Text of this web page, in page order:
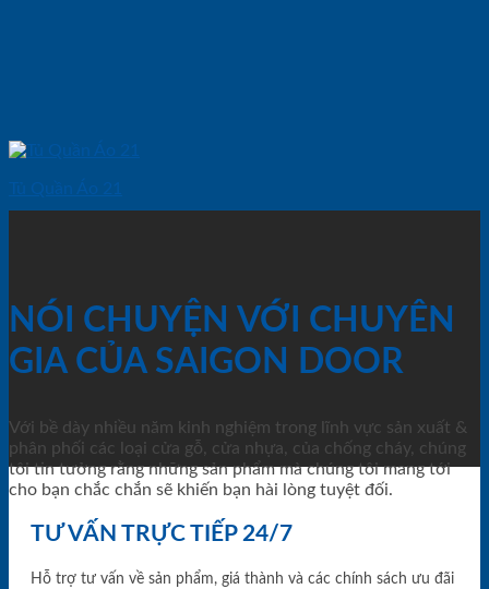
Tủ Quần Áo 21
NÓI CHUYỆN VỚI CHUYÊN
GIA CỦA SAIGON DOOR
Với bề dày nhiều năm kinh nghiệm trong lĩnh vực sản xuất &
phân phối các loại cửa gỗ, cửa nhựa, của chống cháy, chúng
tôi tin tưởng rằng những sản phẩm mà chúng tôi mang tới
cho bạn chắc chắn sẽ khiến bạn hài lòng tuyệt đối.
TƯ VẤN TRỰC TIẾP 24/7
Hỗ trợ tư vấn về sản phẩm, giá thành và các chính sách ưu đãi